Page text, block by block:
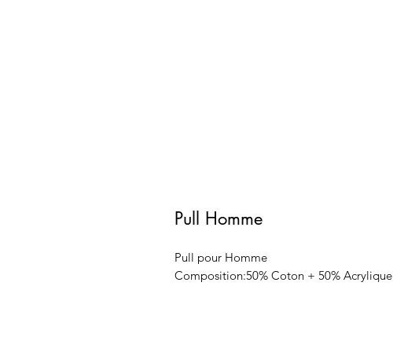
Pull Homme
Pull pour Homme
Composition:50% Coton + 50% Acrylique